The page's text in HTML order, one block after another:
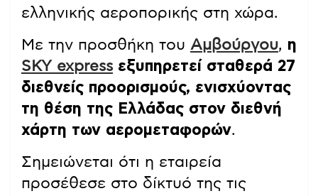
ελληνικής αεροπορικής στη χώρα.
Με την προσθήκη του Αμβούργου, η
SKY express εξυπηρετεί σταθερά 27
διεθνείς προορισμούς, ενισχύοντας
τη θέση της Ελλάδας στον διεθνή
χάρτη των αερομεταφορών.
Σημειώνεται ότι η εταιρεία
προσέθεσε στο δίκτυό της τις